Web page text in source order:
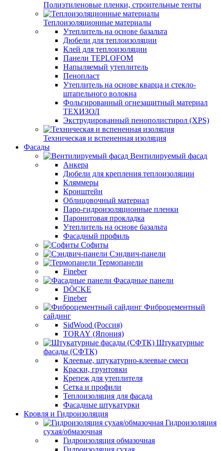
Полиэтиленовые пленки, строительные тенты
Теплоизоляционные материалы
Утеплитель на основе базальта
Дюбели для теплоизоляции
Клей для теплоизоляции
Панели TEPLOFOM
Напыляемый утеплитель
Пенопласт
Утеплитель на основе кварца и стекло-
штапельного волокна
Фольгированный огнезащитный материал
ТЕХИЗОЛ
Экструдированный пенополистирол (XPS)
Техническая и вспененная изоляция
Фасады
Вентилируемый фасад
Анкера
Дюбели для крепления теплоизоляции
Кляммеры
Кронштейн
Облицовочный материал
Паро-гидроизоляционные пленки
Паронитовая прокладка
Утеплитель на основе базальта
Фасадный профиль
Софиты
Сэндвич-панели
Термопанели
Fineber
Фасадные панели
DÖCKE
Fineber
Фиброцементный
сайдинг
SidWood (Россия)
TORAY (Япония)
Штукатурные
фасады (СФТК)
Клеевые, штукатурно-клеевые смеси
Краски, грунтовки
Крепеж для утеплителя
Сетка и профили
Теплоизоляция для фасада
Фасадные штукатурки
Кровля и Гидроизоляция
Гидроизоляция
сухая/обмазочная
Гидроизоляция обмазочная
Гидроизоляция сухая